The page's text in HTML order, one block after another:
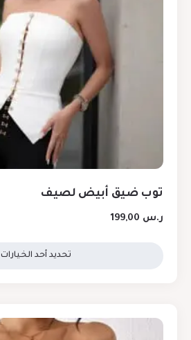
توب ضيق أبيض لصيف
ر.س
تحديد أحد الخيارات